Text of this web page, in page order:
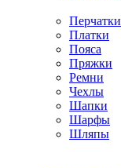
Перчатки
Платки
Пояса
Пряжки
Ремни
Чехлы
Шапки
Шарфы
Шляпы